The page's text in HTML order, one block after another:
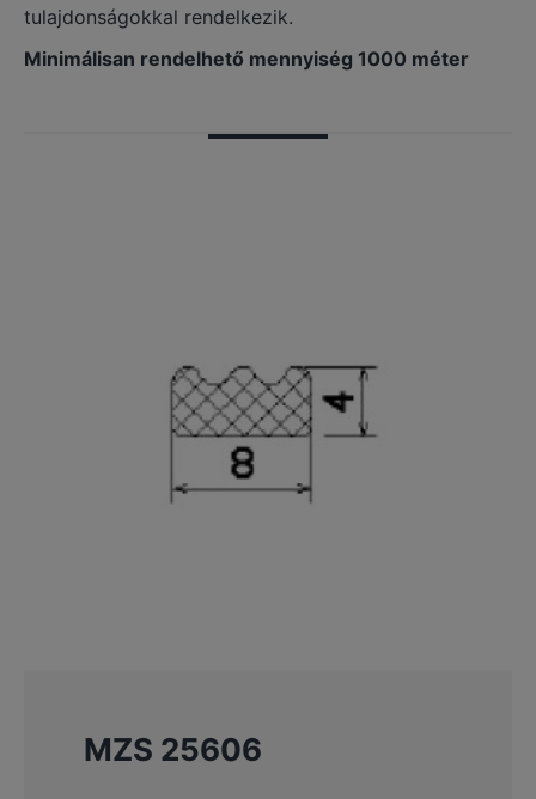
tulajdonságokkal rendelkezik.
Minimálisan rendelhető mennyiség 1000 méter
MZS 25606